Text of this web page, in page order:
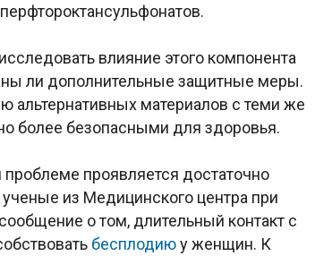
влияние этого компонента
ли дополнительные защитные меры.
альтернативных материалов с теми же
более безопасными для здоровья.
проблеме проявляется достаточно
из Медицинского центра при
о том, длительный контакт с
бесплодиюу женщин. К